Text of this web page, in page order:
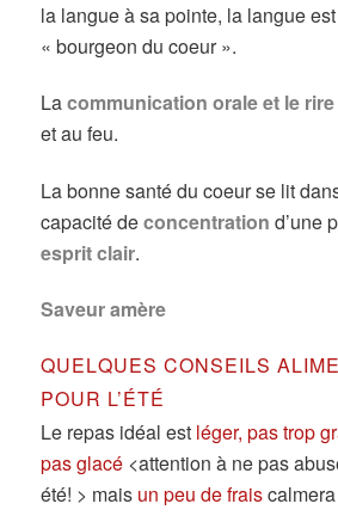
la langue à sa pointe, la langue
« bourgeon du coeur ».
Lacommunication orale et le rire
et au feu.
La bonne santé du coeur se lit
capacité deconcentration d’une
esprit clair.
Saveur amère
QUELQUES CONSEILS
POUR L’ÉTÉ
Le repas idéal est léger, pas trop
pas glacé <attention à ne pas
été! > mais un peu de frais